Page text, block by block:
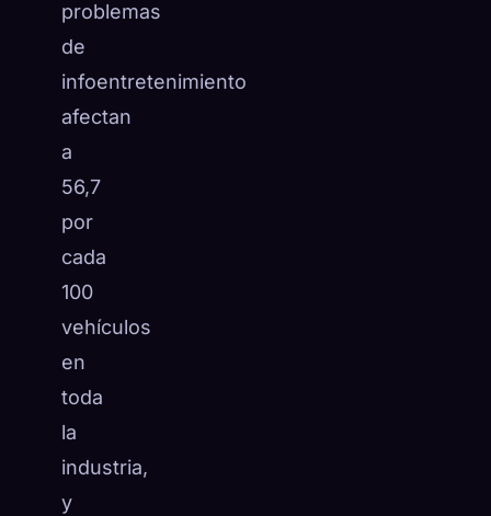
problemas
de
infoentretenimiento
afectan
a
56,7
por
cada
100
vehículos
en
toda
la
industria,
y